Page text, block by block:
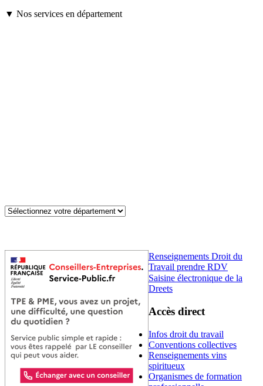
▼ Nos services en département
Renseignements Droit du
Travail prendre RDV
Saisine électronique de la
Dreets
Accès direct
Infos droit du travail
Conventions collectives
Renseignements vins
spiritueux
Organismes de formation